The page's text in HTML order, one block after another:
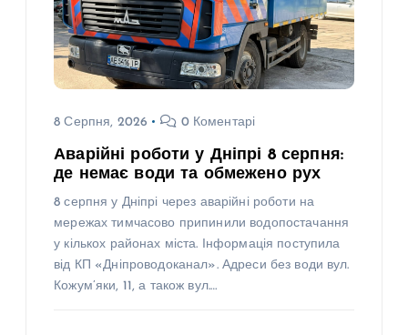
8 Серпня, 2026 0 Коментарі
Аварійні роботи у Дніпрі 8 серпня:
де немає води та обмежено рух
8 серпня у Дніпрі через аварійні роботи на
мережах тимчасово припинили водопостачання
у кількох районах міста. Інформація поступила
від КП «Дніпроводоканал». Адреси без води вул.
Кожум’яки, 11, а також вул.…